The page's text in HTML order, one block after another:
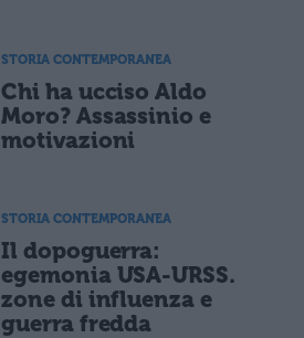
STORIA CONTEMPORANEA
Chi ha ucciso Aldo
Moro? Assassinio e
motivazioni
STORIA CONTEMPORANEA
Il dopoguerra:
egemonia USA-URSS.
zone di influenza e
guerra fredda